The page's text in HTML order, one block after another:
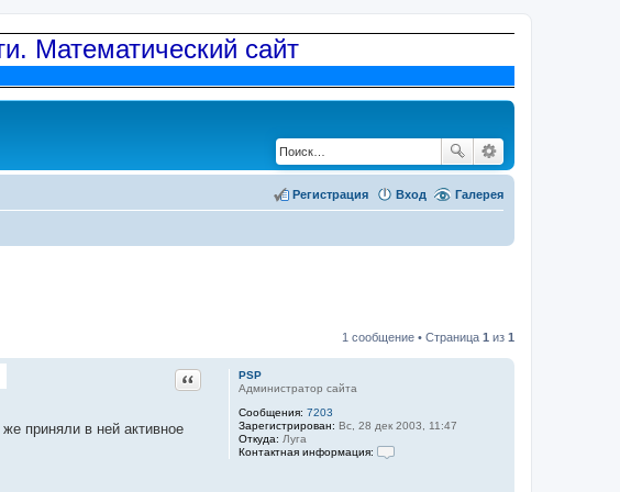
Математический сайт
Галерея
Вход
Регистрация
1 сообщение • Страница 1 из 1
PSP
Администратор сайта
Сообщения: 7203
Зарегистрирован: Вс, 28 дек 2003, 11:47
Откуда: Луга
Контактная информация:
Цитата
приняли в ней активное